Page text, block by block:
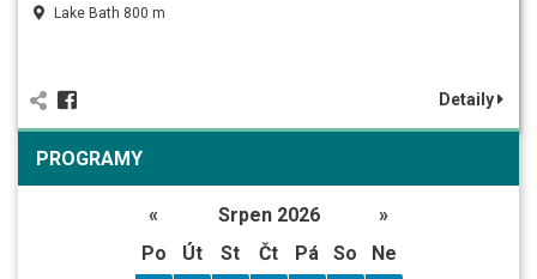
Lake Bath 800 m
Detaily
PROGRAMY
« Srpen 2026
»
Po
Út St Čt Pá So
Ne